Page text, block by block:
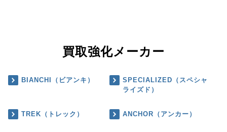
買取強化メーカー
BIANCHI（ビアンキ）
SPECIALIZED（スペシャ
ライズド）
TREK（トレック） ANCHOR（アンカー）